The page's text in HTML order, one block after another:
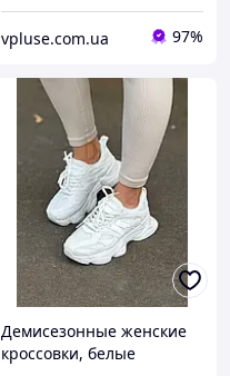
vpluse.com.ua 97%
Демисезонные женские
кроссовки, белые